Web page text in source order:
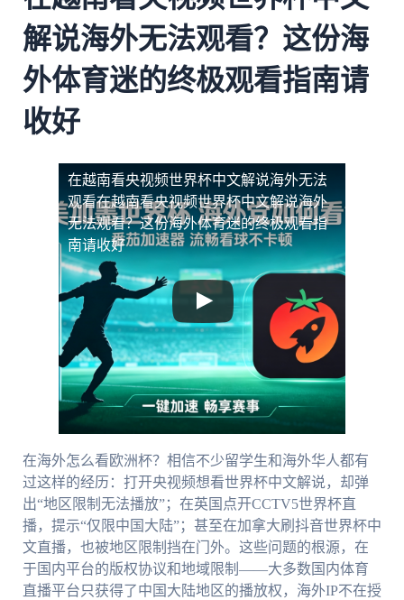
解说海外无法观看？这份海
外体育迷的终极观看指南请
收好
在越南看央视频世界杯中文解说海外无法
观看在越南看央视频世界杯中文解说海外
无法观看？这份海外体育迷的终极观看指
南请收好
在海外怎么看欧洲杯？相信不少留学生和海外华人都有
过这样的经历：打开央视频想看世界杯中文解说，却弹
出“地区限制无法播放”；在英国点开CCTV5世界杯直
播，提示“仅限中国大陆”；甚至在加拿大刷抖音世界杯中
文直播，也被地区限制挡在门外。这些问题的根源，在
于国内平台的版权协议和地域限制——大多数国内体育
直播平台只获得了中国大陆地区的播放权，海外IP不在授